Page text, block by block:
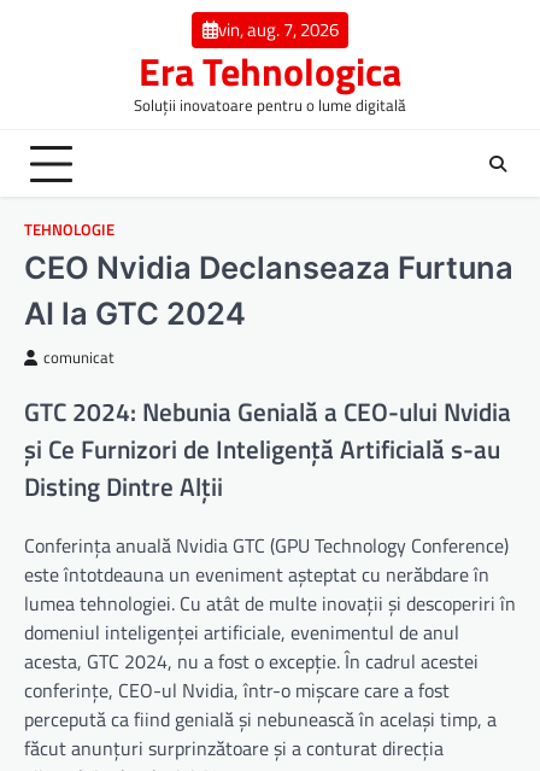
vin, aug. 7, 2026
Era Tehnologica
Soluții inovatoare pentru o lume digitală
TEHNOLOGIE
CEO Nvidia Declanseaza Furtuna
AI la GTC 2024
comunicat
GTC 2024: Nebunia Genială a CEO-ului Nvidia
și Ce Furnizori de Inteligență Artificială s-au
Disting Dintre Alții
Conferința anuală Nvidia GTC (GPU Technology Conference)
este întotdeauna un eveniment așteptat cu nerăbdare în
lumea tehnologiei. Cu atât de multe inovații și descoperiri în
domeniul inteligenței artificiale, evenimentul de anul
acesta, GTC 2024, nu a fost o excepție. În cadrul acestei
conferințe, CEO-ul Nvidia, într-o mișcare care a fost
percepută ca fiind genială și nebunească în același timp, a
făcut anunțuri surprinzătoare și a conturat direcția